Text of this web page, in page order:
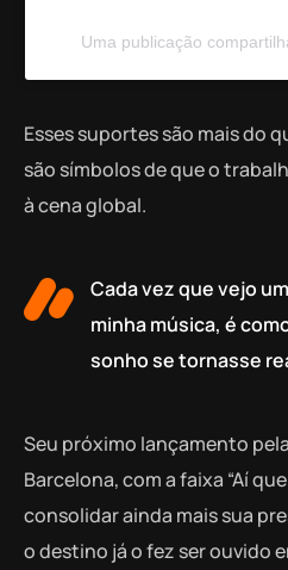
Uma publicação
Esses suportes são mais do
são símbolos de que o
à cena global.
Cada vez que vejo
minha música, é
sonho se tornasse
Seu próximo lançamento
Barcelona, com a faixa “Aí
consolidar ainda mais sua
o destino já o fez ser ouvido